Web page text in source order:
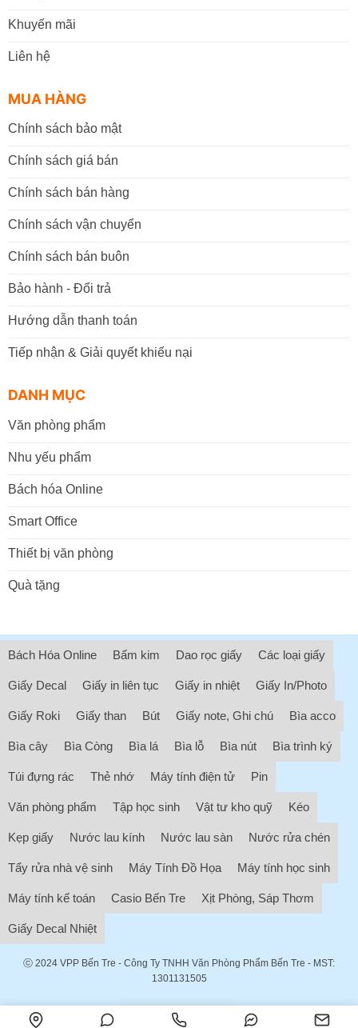
Khuyến mãi
Liên hệ
MUA HÀNG
Chính sách bảo mật
Chính sách giá bán
Chính sách bán hàng
Chính sách vận chuyển
Chính sách bán buôn
Bảo hành - Đổi trả
Hướng dẫn thanh toán
Tiếp nhận & Giải quyết khiếu nại
DANH MỤC
Văn phòng phẩm
Nhu yếu phẩm
Bách hóa Online
Smart Office
Thiết bị văn phòng
Quà tặng
Bách Hóa Online Bấm kim Dao rọc giấy Các loại giấy
Giấy Decal Giấy in liên tục Giấy in nhiệt Giấy In/Photo
Giấy Roki Giấy than Bút Giấy note, Ghi chú Bìa acco
Bìa cây Bìa Còng Bìa lá Bìa lỗ Bìa nút Bìa trình ký
Túi đựng rác Thẻ nhớ Máy tính điện tử Pin
Văn phòng phẩm Tập học sinh Vật tư kho quỹ Kéo
Kẹp giấy Nước lau kính Nước lau sàn Nước rửa chén
Tẩy rửa nhà vệ sinh Máy Tính Đồ Họa Máy tính học sinh
Máy tính kế toán Casio Bến Tre Xịt Phòng, Sáp Thơm
Giấy Decal Nhiệt
ⓒ 2024 VPP Bến Tre - Công Ty TNHH Văn Phòng Phẩm Bến Tre - MST:
1301131505